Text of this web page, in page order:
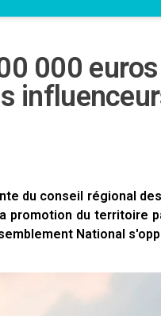
000
du conseil régional
promotion du territoire
National